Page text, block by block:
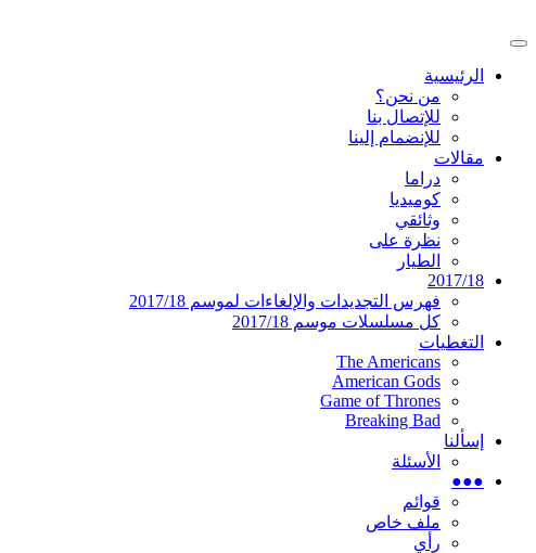
إلى
دليل التلفزيون العربي
موقع عربي متخصص في أخبار ومقالات حول
القائمة
الرئيسيةالرئيسية
من نحن؟
للإتصال بنا
للإنضمام إلينا
مقالات
دراما
كوميديا
وثائقي
نظرة على
الطيار
2017/18
فهرس التجديدات والإلغاءات لموسم 2017/18
كل مسلسلات موسم 2017/18
التغطيات
The Americans
American Gods
Game of Thrones
Breaking Bad
إسألنا
الأسئلة
●●●
قوائم
ملف خاص
رأي